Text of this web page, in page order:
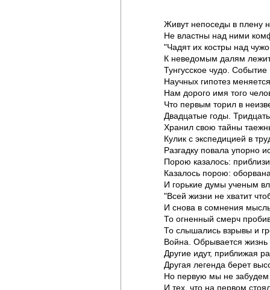
Живут непоседы в плену
Не властны над ними
"Чадят их костры над
К неведомым далям
Тунгусское чудо.
Научных гипотез
Нам дорого имя того
Что первым торил в
Двадцатые годы.
Хранил свою тайны
Кулик с экспедицией в
Разгадку повала упорно
Порою казалось:
Казалось порою:
И горькие думы ученым
"Всей жизни не хватит
И снова в сомнения
То огненный смерч
То слышались взрывы и
Война. Обрывается
Другие идут, приближая
Другая легенда берет
Но первую мы не забудем